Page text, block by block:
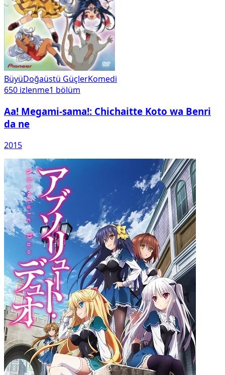
BüyüDoğaüstü GüçlerKomedi
650 izlenme1 bölüm
Aa! Megami-sama!: Chichaitte Koto wa Benri
da ne
2015